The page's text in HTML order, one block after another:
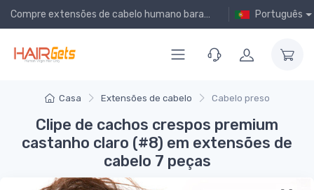
Compre extensões de cabelo humano baratas online! Português
Casa Extensões de cabelo Cabelo preso
Clipe de cachos crespos premium
castanho claro (#8) em extensões de
cabelo 7 peças